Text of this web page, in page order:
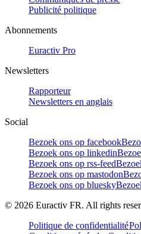
Publicité politique
Abonnements
Euractiv Pro
Newsletters
Rapporteur
Newsletters en anglais
Social
Bezoek ons op facebook
Bezoek ons op linkedin
Bezoek ons op rss-feed
Bezoek ons op mastodon
Bezoek ons op bluesky
© 2026 Euractiv FR. All rights
Politique de confidentialité